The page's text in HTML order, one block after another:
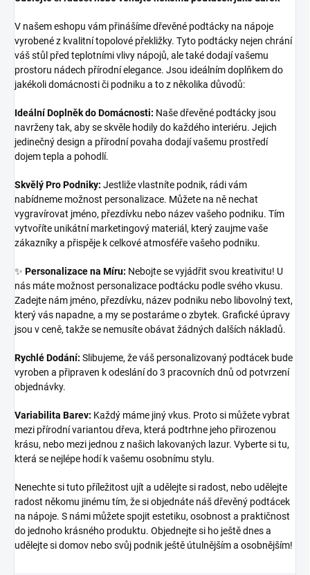
V našem eshopu vám přinášíme dřevěné podtácky na nápoje
vyrobené z kvalitní topolové překližky. Tyto podtácky nejen chrání
váš stůl před teplotními vlivy nápojů, ale také dodají vašemu
prostoru nádech přírodní elegance. Jsou ideálním doplňkem do
jakékoli domácnosti či podniku a to z několika důvodů:
Ideální Doplněk do Domácnosti: Naše dřevěné podtácky jsou
navrženy tak, aby se skvěle hodily do každého interiéru. Jejich
jedinečný design a přírodní povaha dodají vašemu prostředí
dojem tepla a pohodlí.
Skvělý Pro Podniky: Jestliže vlastníte podnik, rádi vám
nabídneme možnost personalizace. Můžete na ně nechat
vygravírovat jméno, přezdívku nebo název vašeho podniku. Tím
vytvoříte unikátní marketingový materiál, který zaujme vaše
zákazníky a přispěje k celkové atmosféře vašeho podniku.
✨ Personalizace na Míru: Nebojte se vyjádřit svou kreativitu! U
nás máte možnost personalizace podtácku podle svého vkusu.
Zadejte nám jméno, přezdívku, název podniku nebo libovolný text,
který vás napadne, a my se postaráme o zbytek. Grafické úpravy
jsou v ceně, takže se nemusíte obávat žádných dalších nákladů.
Rychlé Dodání: Slibujeme, že váš personalizovaný podtácek bude
vyroben a připraven k odeslání do 3 pracovních dnů od potvrzení
objednávky.
Variabilita Barev: Každý máme jiný vkus. Proto si můžete vybrat
mezi přírodní variantou dřeva, která podtrhne jeho přirozenou
krásu, nebo mezi jednou z našich lakovaných lazur. Vyberte si tu,
která se nejlépe hodí k vašemu osobnímu stylu.
Nenechte si tuto příležitost ujít a udělejte si radost, nebo udělejte
radost někomu jinému tím, že si objednáte náš dřevěný podtácek
na nápoje. S námi můžete spojit estetiku, osobnost a praktičnost
do jednoho krásného produktu. Objednejte si ho ještě dnes a
udělejte si domov nebo svůj podnik ještě útulnějším a osobnějším!